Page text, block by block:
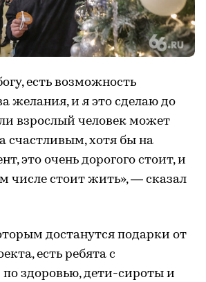
есть возможность
желания, и я это сделаю до
взрослый человек может
счастливым, хотя бы на
это очень дорогого стоит, и
числе стоит жить», — сказал
достанутся подарки от
есть ребята с
по здоровью, дети-сироты и